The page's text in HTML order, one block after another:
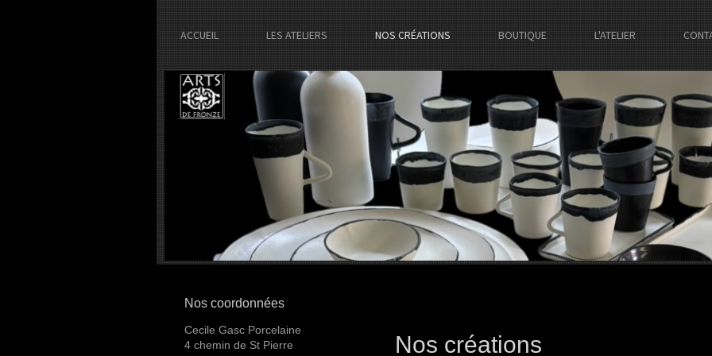
ACCUEIL LES ATELIERS NOS CRÉATIONS BOUTIQUE L'ATELIER
Nos coordonnées
Cecile Gasc Porcelaine
4 chemin de St Pierre
Nos créations